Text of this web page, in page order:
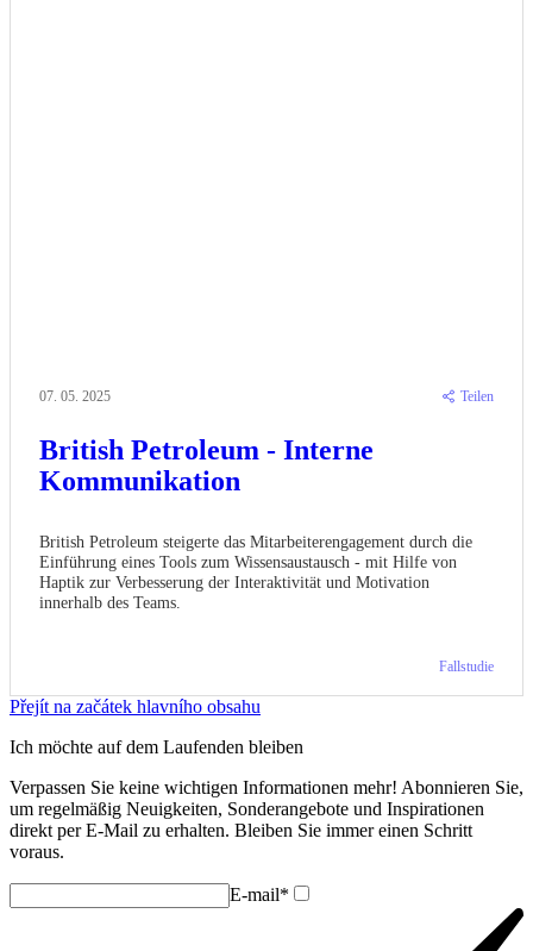
British Petroleum - Interne
Kommunikation
07. 05. 2025
British Petroleum steigerte das Mitarbeiterengagement durch die
Einführung eines Tools zum Wissensaustausch - mit Hilfe von
Haptik zur Verbesserung der Interaktivität und Motivation
innerhalb des Teams.
Fallstudie
Teilen
Přejít na začátek hlavního obsahu
Ich möchte auf dem Laufenden bleiben
Verpassen Sie keine wichtigen Informationen mehr! Abonnieren Sie,
um regelmäßig Neuigkeiten, Sonderangebote und Inspirationen
direkt per E-Mail zu erhalten. Bleiben Sie immer einen Schritt
voraus.
E-mail*